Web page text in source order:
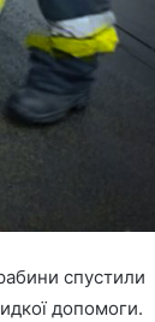
спустили
допомоги.
Слєпком та